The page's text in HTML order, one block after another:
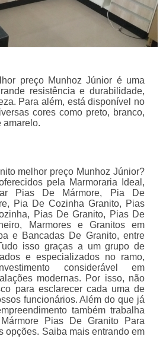
preço Munhoz Júnior é uma
resistência e durabilidade,
Para além, está disponível no
cores como preto, branco,
amarelo.
melhor preço Munhoz Júnior?
pela Marmoraria Ideal,
Pias De Mármore, Pia De
Pia De Cozinha Granito, Pias
Pias De Granito, Pias De
Marmores e Granitos em
e Bancadas De Granito, entre
isso graças a um grupo de
e especializados no ramo,
considerável em
modernas. Por isso, não
para esclarecer cada uma de
funcionários. Além do que já
também trabalha
Pias De Granito Para
opções. Saiba mais entrando em